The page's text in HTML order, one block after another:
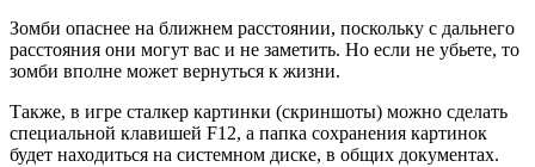
Зомби опаснее на ближнем расстоянии, поскольку с дальнего
расстояния они могут вас и не заметить. Но если не убьете, то
зомби вполне может вернуться к жизни.
Также, в игре сталкер картинки (скриншоты) можно сделать
специальной клавишей F12, а папка сохранения картинок
будет находиться на системном диске, в общих документах.